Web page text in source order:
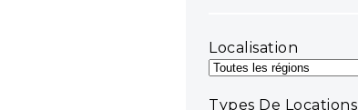
Localisation
Types De Locations